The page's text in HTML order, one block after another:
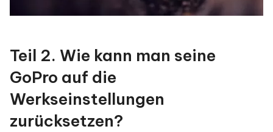
Teil 2. Wie kann man seine
GoPro auf die
Werkseinstellungen
zurücksetzen?